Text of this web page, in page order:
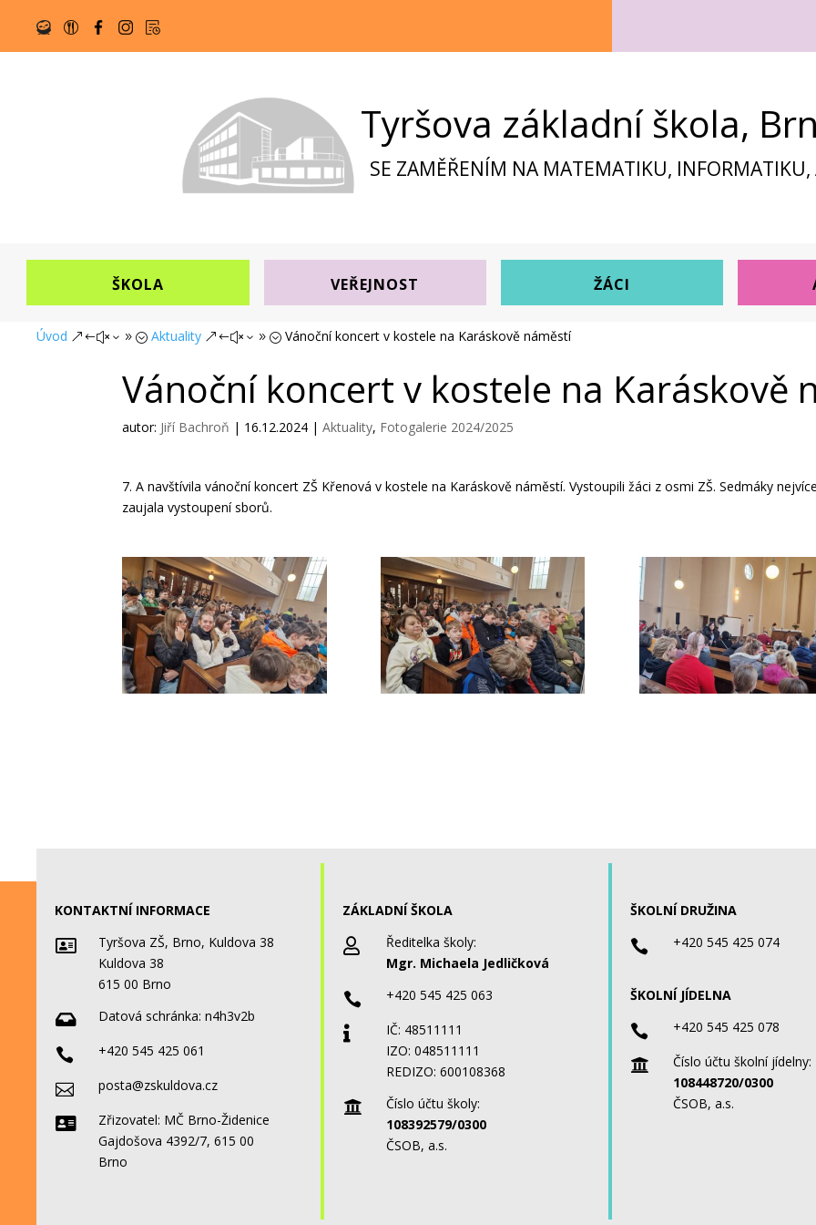
Tyršova základní škola,
SE ZAMĚŘENÍM NA MATEMATIKU, INFORMATIKU,
ŠKOLA VEŘEJNOST ŽÁCI
Úvod &#x39; Aktuality &#x39; Vánoční koncert v kostele na Karáskově náměstí
Vánoční koncert v kostele na Karáskově
autor: Jiří Bachroň | 16.12.2024 |Aktuality, Fotogalerie 2024/2025
7. A navštívila vánoční koncert ZŠ Křenová v kostele na Karáskově náměstí.Vystoupili žáci z osmi ZŠ. Sedmáky
zaujala vystoupení sborů.
KONTAKTNÍ INFORMACE

Tyršova ZŠ, Brno, Kuldova 38
Kuldova 38
615 00 Brno
 Datová schránka: n4h3v2b
 +420 545 425 061
 posta@zskuldova.cz

Zřizovatel: MČ Brno-Židenice
Gajdošova 4392/7, 615 00
Brno
ZÁKLADNÍ ŠKOLA

Ředitelka školy:
Mgr. Michaela Jedličková
 +420 545 425 063

IČ: 48511111
IZO: 048511111
REDIZO: 600108368

Číslo účtu školy:
108392579/0300
ČSOB, a.s.
ŠKOLNÍ DRUŽINA
 +420 545 425 074
ŠKOLNÍ JÍDELNA
 +420 545 425 078

Číslo účtu školní jídelny:
108448720/0300
ČSOB, a.s.